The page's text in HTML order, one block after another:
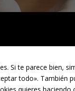
Si te parece bien,
todo». También
quieres haciendo